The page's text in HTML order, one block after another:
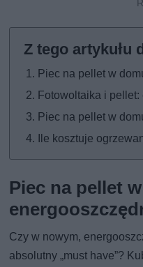
Piec na pellet w
Fotowoltaika i pellet:
Piec na pellet w
Ile kosztuje
Piec na pellet
Czy w nowym,
absolutny „must have”?